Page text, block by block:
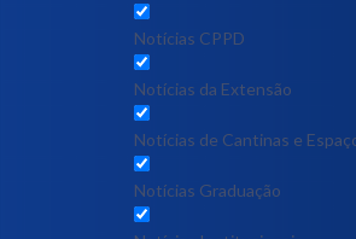
Notícias CPPD
Notícias da Extensão
Notícias de Cantinas e
Notícias Graduação